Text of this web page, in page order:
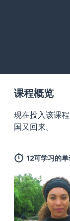
课程概览
现在投入该课
国又回来。
12可学习的